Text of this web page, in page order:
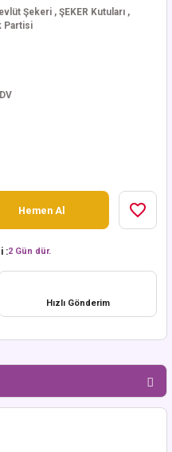
Şekeri , ŞEKER Kutuları ,
Partisi
Hemen Al
:2 Gün dür.
Hızlı Gönderim